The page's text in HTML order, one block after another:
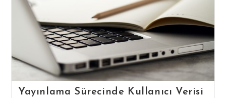
Yayınlama Sürecinde Kullanıcı Verisi